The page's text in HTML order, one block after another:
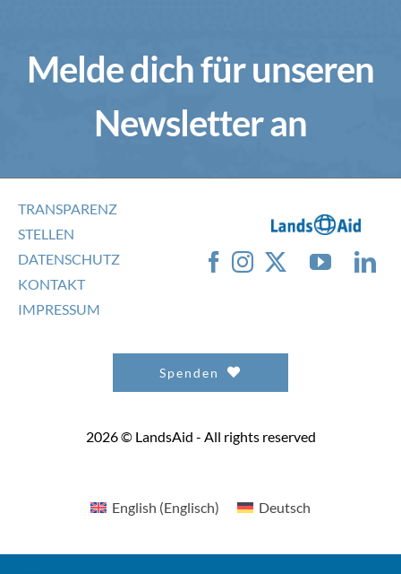
Melde dich für unseren
Newsletter an
TRANSPARENZ
STELLEN
DATENSCHUTZ
KONTAKT
IMPRESSUM
Spenden
2026 © LandsAid - All rights reserved
English (Englisch) Deutsch